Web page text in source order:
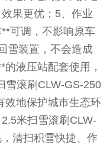
果更优；5、作业
可调，不影响原车
雪装置，不会造成
液压站配套使用，
雪滚刷CLW-GS-250
效地保护城市生态环
米扫雪滚刷CLW-
清扫积雪快捷、作